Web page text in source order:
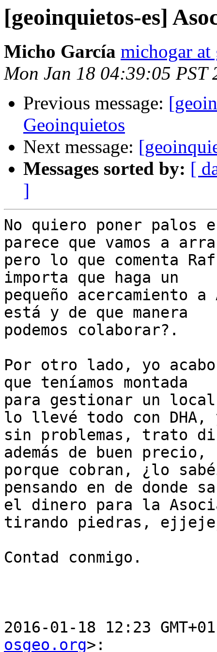
[geoinquietos-es]
Micho García michogar
Mon Jan 18 04:39:05 PST
Previous message:
Geoinquietos
Next message:
Messages sorted by: [
]
No quiero poner palos
parece que vamos a
pero lo que comenta
importa que haga un
pequeño acercamiento
está y de que manera
podemos colaborar?.
Por otro lado, yo
que teníamos montada
para gestionar un
lo llevé todo con DHA,
sin problemas, trato
además de buen precio,
porque cobran, ¿lo
pensando en de donde
el dinero para la
tirando piedras,
Contad conmigo.
2016-01-18 12:23
osgeo.org>: